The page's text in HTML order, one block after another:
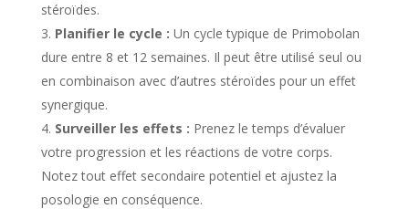
stéroïdes.
Planifier le cycle : Un cycle typique de Primobolan
dure entre 8 et 12 semaines. Il peut être utilisé seul ou
en combinaison avec d’autres stéroïdes pour un effet
synergique.
Surveiller les effets : Prenez le temps d’évaluer
votre progression et les réactions de votre corps.
Notez tout effet secondaire potentiel et ajustez la
posologie en conséquence.